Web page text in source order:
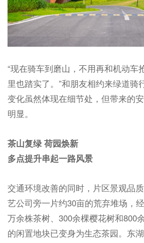
“现在骑车到磨山，不用再和机动车
里也踏实了。”和朋友相约来绿道骑
变化虽然体现在细节处，但带来的
明显。
茶山复绿 荷园焕新
多点提升串起一路风景
交通环境改善的同时，片区景观品
艺公司旁一片约30亩的荒弃堆场，
万余株茶树、300余棵樱花树和800
的闲置地块已变身为生态茶园。东